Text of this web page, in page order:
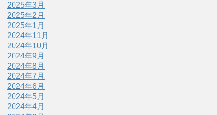
2025年3月
2025年2月
2025年1月
2024年11月
2024年10月
2024年9月
2024年8月
2024年7月
2024年6月
2024年5月
2024年4月